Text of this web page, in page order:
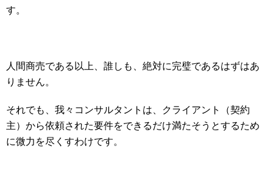
す。
人間商売である以上、誰しも、絶対に完璧であるはずはあ
りません。
それでも、我々コンサルタントは、クライアント（契約
主）から依頼された要件をできるだけ満たそうとするため
に微力を尽くすわけです。